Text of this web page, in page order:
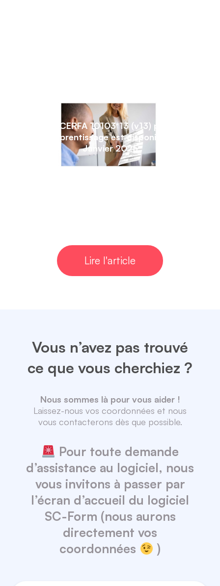
Le CERFA 10103*13 (v13) pour
l’apprentissage est disponible !
Janvier 2025
Lire l'article
Vous n’avez pas trouvé
ce que vous cherchiez ?
Nous sommes là pour vous aider !
Laissez-nous vos coordonnées et nous
vous contacterons dès que possible.
Pour toute demande
d’assistance au logiciel, nous
vous invitons à passer par
l’écran d’accueil du logiciel
SC-Form (nous aurons
directement vos
coordonnées
)